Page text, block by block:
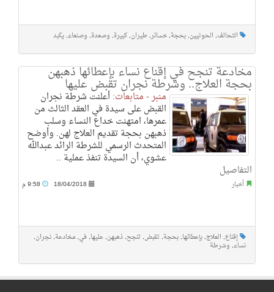
التحالف, الحوثيين, بحجة, خسائر, طيران, كبيرة, وصعدة, وصنعاء, يكبد
مخادعة تنجح في إقناع نساء بإعطائها ذهبهن
بحجة العلاج.. وشرطة نجران تقبض عليها
منبر - متابعات:أعلنت شرطة نجران
القبض على سيدة في العقد الثالث من
عمرها، امتهنت خداع النساء وسلب
ذهبهن بحجة تقديم العلاج لهن. وأوضح
المتحدث الرسمي للشرطة الرائد عبدالله
عشوي، أن السيدة تنفذ عملية ..
التفاصيل
أخبار 18/04/2018
إقناع, العلاج, بإعطائها, بحجة, تقبض, تنجح, ذهبهن, عليها, في, مخادعة, نجران,
نساء, وشرطة